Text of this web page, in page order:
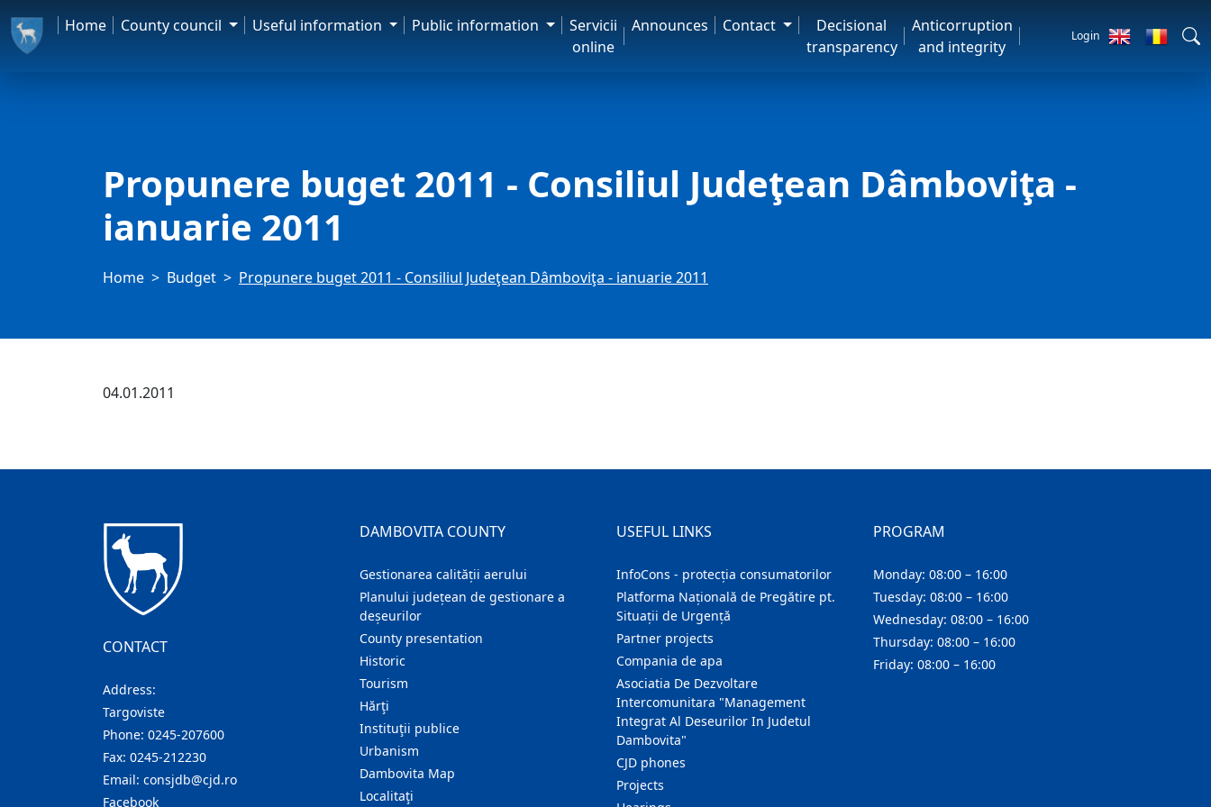
Home County council Useful information Public information
Servicii
online
Announces Contact
Decisional
transparency
Anticorruption
and integrity
Login
Propunere buget 2011 - Consiliul Judeţean Dâmboviţa -
ianuarie 2011
Home Budget Propunere buget 2011 - Consiliul Judeţean Dâmboviţa - ianuarie 2011
04.01.2011
CONTACT
Address:
Targoviste
Phone: 0245-207600
Fax: 0245-212230
Email: consjdb@cjd.ro
Facebook
DAMBOVITA COUNTY
Gestionarea calității aerului
Planului județean de gestionare a
deșeurilor
County presentation
Historic
Tourism
Hărţi
Instituţii publice
Urbanism
Dambovita Map
Localitaţi
USEFUL LINKS
InfoCons - protecția consumatorilor
Platforma Națională de Pregătire pt.
Situații de Urgență
Partner projects
Compania de apa
Asociatia De Dezvoltare
Intercomunitara "Management
Integrat Al Deseurilor In Judetul
Dambovita"
CJD phones
Projects
PROGRAM
Monday: 08:00 – 16:00
Tuesday: 08:00 – 16:00
Wednesday: 08:00 – 16:00
Thursday: 08:00 – 16:00
Friday: 08:00 – 16:00